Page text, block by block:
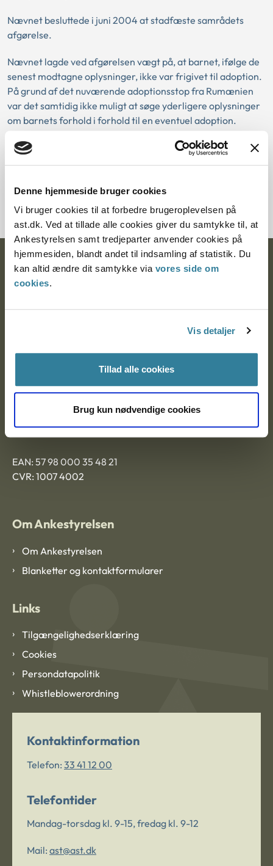
Denne hjemmeside bruger cookies
Vi bruger cookies til at forbedre brugeroplevelsen på
ast.dk. Ved at tillade alle cookies giver du samtykke til, at
Ankestyrelsen samt tredjeparter anvender cookies på
hjemmesiden, blandt andet til indsamling af statistik. Du
kan altid ændre dit samtykke via vores side om
cookies.
Vis detaljer
Tillad alle cookies
Brug kun nødvendige cookies
Nævnet besluttede i juni 2004 at stadfæste samrådets
afgørelse.
Nævnet lagde ved afgørelsen vægt på, at barnet, ifølge de
senest modtagne oplysninger, ikke var frigivet til adoption.
På grund af det nuværende adoptionsstop fra Rumænien
var det samtidig ikke muligt at søge yderligere oplysninger
om barnets forhold i forhold til en eventuel adoption.
Nævnet bemærkede over for samrådet, at man havde
fundet det mere hensigtsmæssigt, at man allerede da man
frigivet til adoption, havde truffet beslutning om at lade
ansøgerindens godkendelse bortfalde.
Ankestyrelsen
Postadresse:
Ankestyrelsen København
EAN: 57 98 000 35 48 21
CVR: 1007 4002
Om Ankestyrelsen
Om Ankestyrelsen
Blanketter og kontaktformularer
Links
Tilgængelighedserklæring
Cookies
Persondatapolitik
Whistleblowerordning
Kontaktinformation
Telefon: 33 41 12 00
Telefontider
Mandag-torsdag kl. 9-15, fredag kl. 9-12
Mail: ast@ast.dk